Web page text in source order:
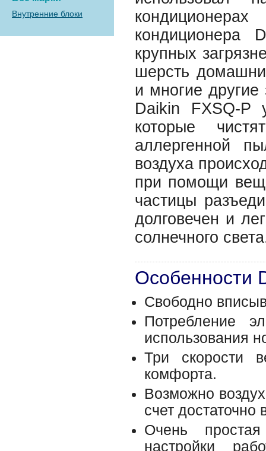
Внутренние блоки
кондиционера
крупных
шерсть
и многие
Daikin FXSQ-P
которые
аллергенной
воздуха
при помощи
частицы
долговечен и
солнечного
Особенности
Свободно
Потребление
использования
Три скорости
комфорта.
Возможно
счет достаточно
Очень
настройки